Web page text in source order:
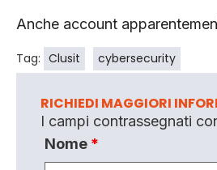
Anche account
Tag: Clusit cybersecurity
RICHIEDI MAGGIORI
I campi contrassegnati
Nome *